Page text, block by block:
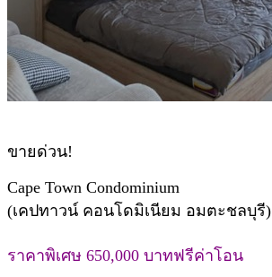
ขายด่วน!
Cape Town Condominium
(เคปทาวน์ คอนโดมิเนียม อมตะชลบุรี)
ราคาพิเศษ 650,000 บาทฟรีค่าโอน